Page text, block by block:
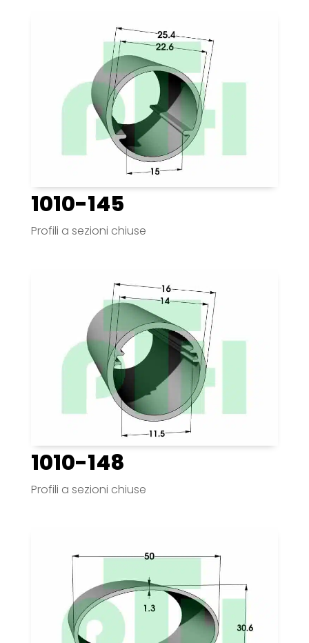
1010-145
Profili a sezioni chiuse
1010-148
Profili a sezioni chiuse